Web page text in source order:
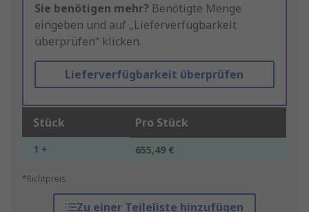
Sie benötigen mehr? Benötigte Menge
eingeben und auf „Lieferverfügbarkeit
überprüfen“ klicken.
Lieferverfügbarkeit überprüfen
Stück Pro Stück
1 + 655,49 €
*Richtpreis
Zu einer Teileliste hinzufügen